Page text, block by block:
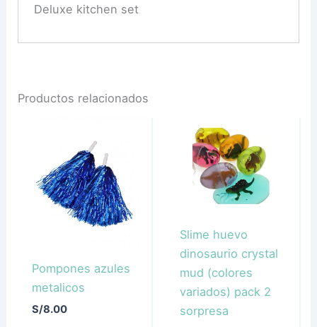
Deluxe kitchen set
Productos relacionados
Pompones azules
metalicos
S/8.00
Slime huevo
dinosaurio crystal
mud (colores
variados) pack 2
sorpresa